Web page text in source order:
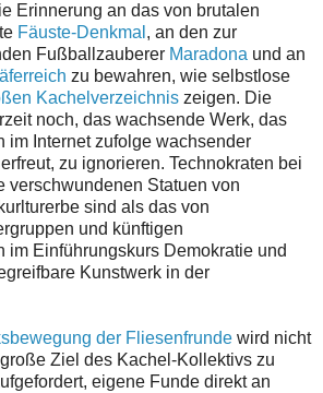
Erinnerung an das von brutalen
Fäuste-Denkmal , an den zur
Fußballzauberer Maradona und an
zu bewahren, wie selbstlose
Kachelverzeichnis zeigen. Die
noch, das wachsende Werk, das
im Internet zufolge wachsender
zu ignorieren. Technokraten bei
verschwundenen Statuen von
sind als das von
und künftigen
im Einführungskurs Demokratie und
Kunstwerk in der
der Fliesenfrunde wird nicht
Ziel des Kachel-Kollektivs zu
eigene Funde direkt an